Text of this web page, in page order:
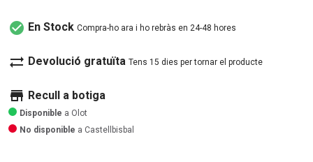
check_circle En Stock Compra-ho ara i ho rebràs en 24-48 hores
sync_alt Devolució gratuïta Tens 15 dies per tornar el producte
store Recull a botiga
Disponible a Olot
No disponible a Castellbisbal